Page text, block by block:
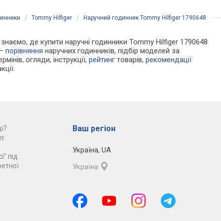
/ Tommy Hilfiger / Наручний годинник Tommy Hilfiger 1790648
де купити наручні годинники Tommy Hilfiger 1790648
—порівняння наручних годинників, підбір моделей за
огляди, інструкції,рейтинг товарів,рекомендації
під
Ваш регіон
Україна, UA
Україна